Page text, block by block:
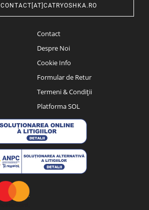
CONTACT[AT]CATRYOSHKA.RO
Contact
Despre Noi
Cookie Info
Formular de Retur
Termeni & Condiții
Platforma SOL